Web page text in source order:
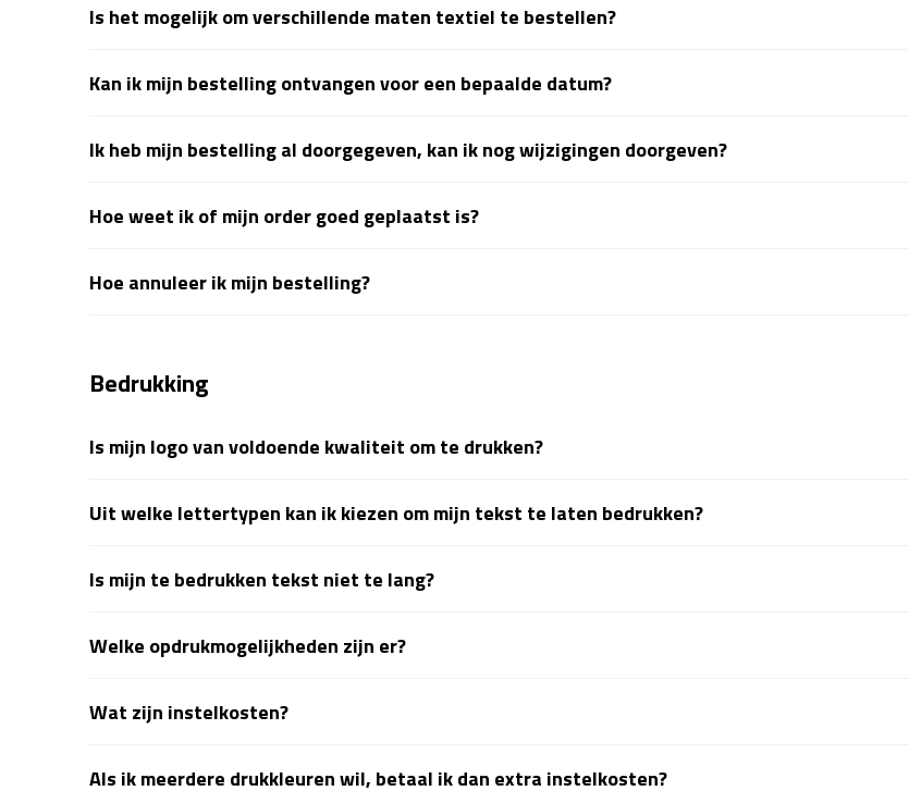
Is het mogelijk om verschillende maten textiel te bestellen?
Kan ik mijn bestelling ontvangen voor een bepaalde datum?
Ik heb mijn bestelling al doorgegeven, kan ik nog wijzigingen doorgeven?
Hoe weet ik of mijn order goed geplaatst is?
Hoe annuleer ik mijn bestelling?
Bedrukking
Is mijn logo van voldoende kwaliteit om te drukken?
Uit welke lettertypen kan ik kiezen om mijn tekst te laten bedrukken?
Is mijn te bedrukken tekst niet te lang?
Welke opdrukmogelijkheden zijn er?
Wat zijn instelkosten?
Als ik meerdere drukkleuren wil, betaal ik dan extra instelkosten?